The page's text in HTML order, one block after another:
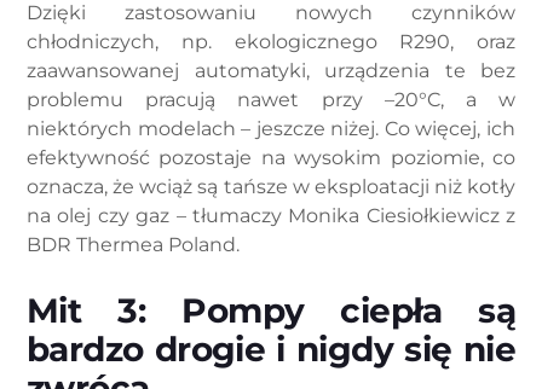
Dzięki zastosowaniu nowych czynników
chłodniczych, np. ekologicznego R290, oraz
zaawansowanej automatyki, urządzenia te bez
problemu pracują nawet przy –20°C, a w
niektórych modelach – jeszcze niżej. Co więcej, ich
efektywność pozostaje na wysokim poziomie, co
oznacza, że wciąż są tańsze w eksploatacji niż kotły
na olej czy gaz – tłumaczy Monika Ciesiołkiewicz z
BDR Thermea Poland.
Mit 3: Pompy ciepła są
bardzo drogie i nigdy się nie